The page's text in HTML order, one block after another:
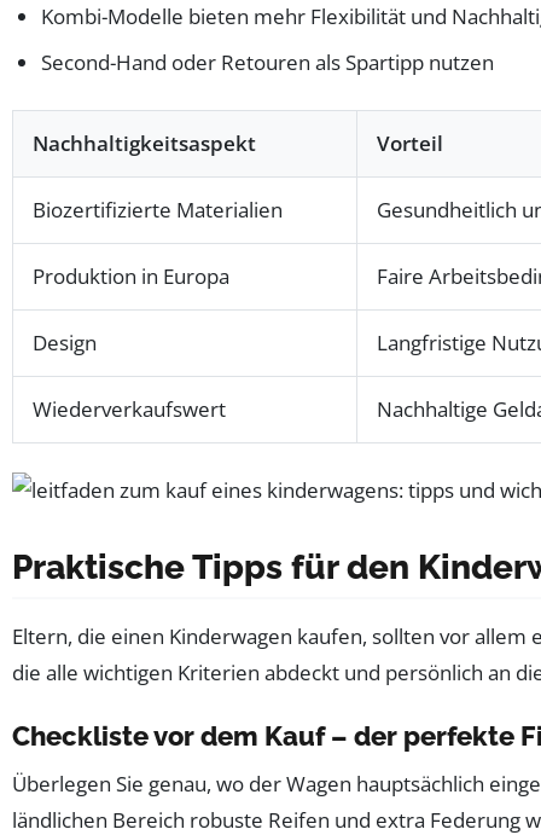
Kombi-Modelle bieten mehr Flexibilität und
Second-Hand oder Retouren als Spartipp nutzen
Nachhaltigkeitsaspekt Vorteil
Biozertifizierte Materialien Gesundheitlich
Produktion in Europa Faire
Design Langfristige
Wiederverkaufswert Nachhaltige
Praktische Tipps für den
Eltern, die einen Kinderwagen kaufen, sollten vor
die alle wichtigen Kriterien abdeckt und persönlich an
Checkliste vor dem Kauf – der perfekte
Überlegen Sie genau, wo der Wagen hauptsächlich
ländlichen Bereich robuste Reifen und extra Federung